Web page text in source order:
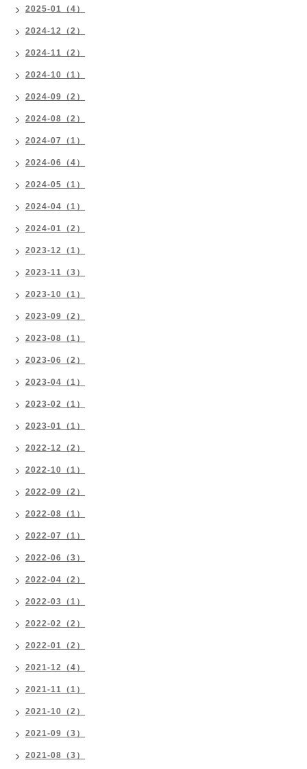
2025-01（4）
2024-12（2）
2024-11（2）
2024-10（1）
2024-09（2）
2024-08（2）
2024-07（1）
2024-06（4）
2024-05（1）
2024-04（1）
2024-01（2）
2023-12（1）
2023-11（3）
2023-10（1）
2023-09（2）
2023-08（1）
2023-06（2）
2023-04（1）
2023-02（1）
2023-01（1）
2022-12（2）
2022-10（1）
2022-09（2）
2022-08（1）
2022-07（1）
2022-06（3）
2022-04（2）
2022-03（1）
2022-02（2）
2022-01（2）
2021-12（4）
2021-11（1）
2021-10（2）
2021-09（3）
2021-08（3）